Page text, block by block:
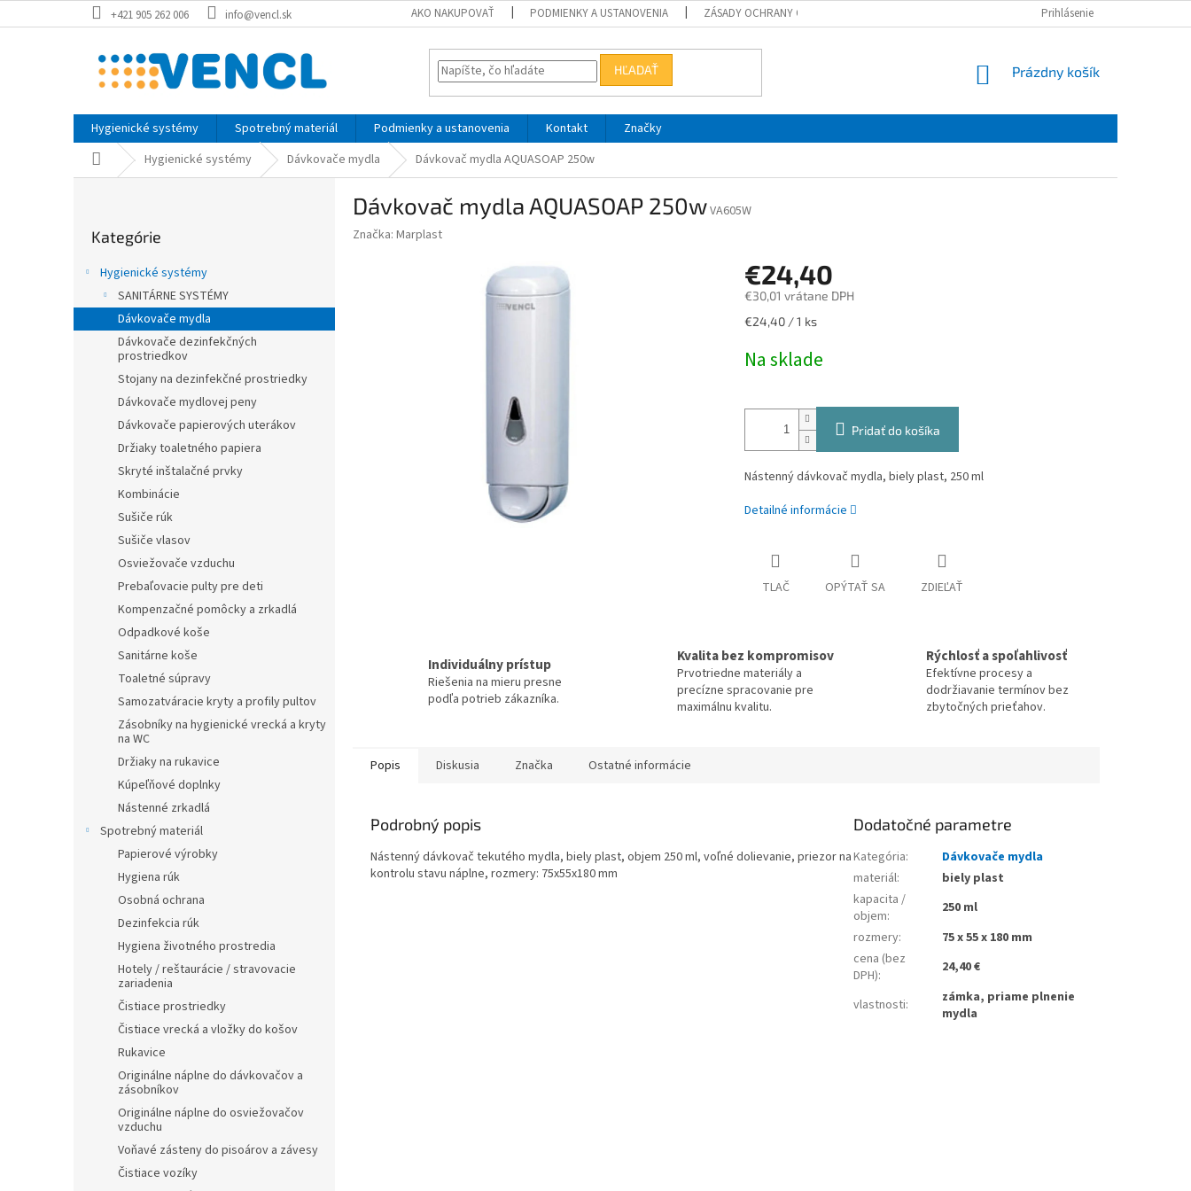
na
+421 905 262 006 info@vencl.sk AKO NAKUPOVAŤ PODMIENKY A USTANOVENIA ZÁSADY OCHRANY OSOBNÝCH ÚDAJOV Prihlásenie
HĽADAŤ
NÁKUPNÝ
Prázdny košík
Hygienické systémy Spotrebný materiál Podmienky a ustanovenia Kontakt
Značky
DomovHygienické systémy Dávkovače mydla Dávkovač mydla AQUASOAP 250w
a
kategórie
Kategórie
Hygienické systémy
SANITÁRNE SYSTÉMY
Dávkovače mydla
Dávkovače dezinfekčných
prostriedkov
Stojany na dezinfekčné prostriedky
Dávkovače mydlovej peny
Dávkovače papierových uterákov
Držiaky toaletného papiera
Skryté inštalačné prvky
Kombinácie
Sušiče rúk
Sušiče vlasov
Osviežovače vzduchu
Prebaľovacie pulty pre deti
Kompenzačné pomôcky a zrkadlá
Odpadkové koše
Sanitárne koše
Toaletné súpravy
Samozatváracie kryty a profily pultov
Zásobníky na hygienické vrecká a kryty
na WC
Držiaky na rukavice
Kúpeľňové doplnky
Nástenné zrkadlá
Spotrebný materiál
Papierové výrobky
Hygiena rúk
Osobná ochrana
Dezinfekcia rúk
Hygiena životného prostredia
Hotely / reštaurácie / stravovacie
zariadenia
Čistiace prostriedky
Čistiace vrecká a vložky do košov
Rukavice
Originálne náplne do dávkovačov a
zásobníkov
Originálne náplne do osviežovačov
vzduchu
Voňavé zásteny do pisoárov a závesy
Čistiace vozíky
Dávkovač mydla AQUASOAP 250wVA605W
Značka: Marplast
€24,40
€30,01 vrátane DPH
Jednotková
€24,40 / 1 ks
Na sklade
Pridať do košíka
Nástenný dávkovač mydla, biely plast, 250 ml
Detailné informácie
TLAČ OPÝTAŤ SA ZDIEĽAŤ
Individuálny prístup
Riešenia na mieru presne
podľa potrieb zákazníka.
Kvalita bez kompromisov
Prvotriedne materiály a
precízne spracovanie pre
maximálnu kvalitu.
Rýchlosť a spoľahlivosť
Efektívne procesy a
dodržiavanie termínov bez
zbytočných prieťahov.
Popis Diskusia Značka Ostatné informácie
Podrobný popis
Nástenný dávkovač tekutého mydla, biely plast, objem 250 ml, voľné dolievanie, priezor na
kontrolu stavu náplne, rozmery: 75x55x180 mm
Dodatočné parametre
Kategória:
Dávkovače mydla
materiál:
biely plast
kapacita /
objem:
250 ml
rozmery:
75 x 55 x 180 mm
cena (bez
DPH): 24,40 €
vlastnosti:
zámka, priame plnenie
mydla